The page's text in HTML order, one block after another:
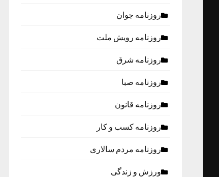
روزنامه جوان
روزنامه رویش ملت
روزنامه شرق
روزنامه صبا
روزنامه قانون
روزنامه كسب و كار
روزنامه مردم سالاری
ورزش و زندگی